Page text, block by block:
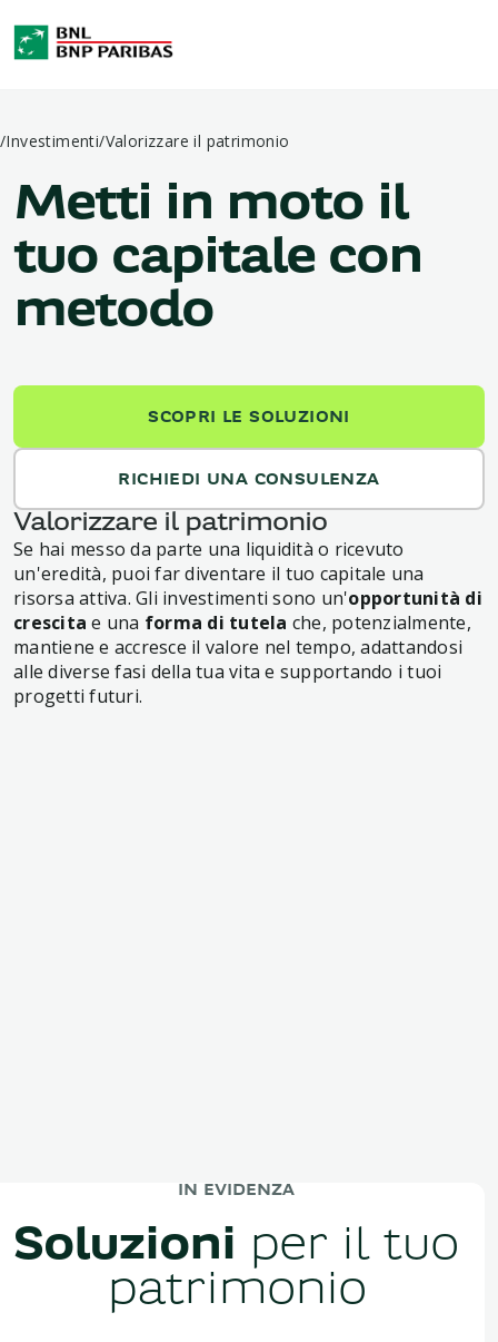
/Investimenti/Valorizzare il patrimonio
Metti in moto il
tuo capitale con
metodo
SCOPRI LE SOLUZIONI
RICHIEDI UNA CONSULENZA
Valorizzare il patrimonio
Se hai messo da parte una liquidità o ricevuto
un'eredità, puoi far diventare il tuo capitale una
risorsa attiva. Gli investimenti sono un'opportunità di
crescita e una forma di tutela che, potenzialmente,
mantiene e accresce il valore nel tempo, adattandosi
alle diverse fasi della tua vita e supportando i tuoi
progetti futuri.
IN EVIDENZA
Soluzioni per il tuo
patrimonio